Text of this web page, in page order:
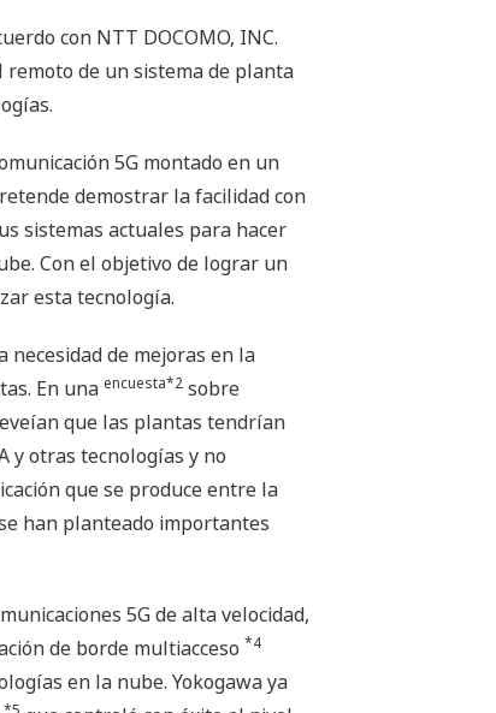
con NTT DOCOMO, INC.
remoto de un sistema de planta
5G montado en un
demostrar la facilidad con
sistemas actuales para hacer
Con el objetivo de lograr un
esta tecnología.
de mejoras en la
En una encuesta*2sobre
que las plantas tendrían
y otras tecnologías y no
que se produce entre la
han planteado importantes
5G de alta velocidad,
de borde multiacceso *4
en la nube. Yokogawa ya